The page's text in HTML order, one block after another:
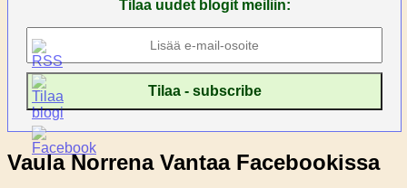
Tilaa uudet blogit meiliin:
Vaula Norrena Vantaa Facebookissa